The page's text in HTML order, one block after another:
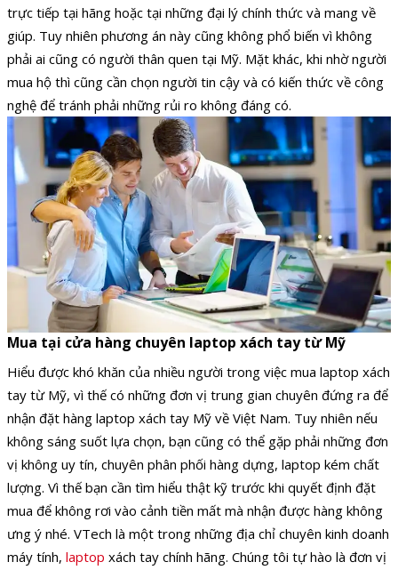
trực tiếp tại hãng hoặc tại những đại lý chính thức và mang về
giúp. Tuy nhiên phương án này cũng không phổ biến vì không
phải ai cũng có người thân quen tại Mỹ. Mặt khác, khi nhờ người
mua hộ thì cũng cần chọn người tin cậy và có kiến thức về công
nghệ để tránh phải những rủi ro không đáng có.
Mua tại cửa hàng chuyên laptop xách tay từ Mỹ
Hiểu được khó khăn của nhiều người trong việc mua laptop xách
tay từ Mỹ, vì thế có những đơn vị trung gian chuyên đứng ra để
nhận đặt hàng laptop xách tay Mỹ về Việt Nam. Tuy nhiên nếu
không sáng suốt lựa chọn, bạn cũng có thể gặp phải những đơn
vị không uy tín, chuyên phân phối hàng dựng, laptop kém chất
lượng. Vì thế bạn cần tìm hiểu thật kỹ trước khi quyết định đặt
mua để không rơi vào cảnh tiền mất mà nhận được hàng không
ưng ý nhé. VTech là một trong những địa chỉ chuyên kinh doanh
máy tính, laptop xách tay chính hãng. Chúng tôi tự hào là đơn vị